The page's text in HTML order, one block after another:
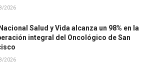
2026
Salud y Vida alcanza un 98% en la
integral del Oncológico de San
2026